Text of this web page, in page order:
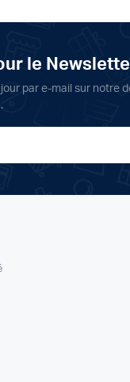
était :
est :
le
jour par e-mail sur notre
.